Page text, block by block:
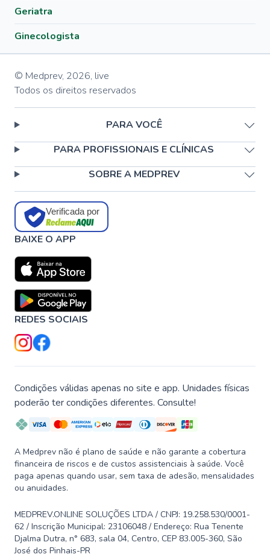
Geriatra
Ginecologista
© Medprev, 2026, live
Todos os direitos reservados
PARA VOCÊ
PARA PROFISSIONAIS E CLÍNICAS
SOBRE A MEDPREV
Verificada por
BAIXE O APP
REDES SOCIAIS
Condições válidas apenas no site e app. Unidades físicas
poderão ter condições diferentes. Consulte!
A Medprev não é plano de saúde e não garante a cobertura
financeira de riscos e de custos assistenciais à saúde. Você
paga apenas quando usar, sem taxa de adesão, mensalidades
ou anuidades.
MEDPREV.ONLINE SOLUÇÕES LTDA / CNPJ: 19.258.530/0001-
62 / Inscrição Municipal: 23106048 / Endereço: Rua Tenente
Djalma Dutra, n° 683, sala 04, Centro, CEP 83.005-360, São
José dos Pinhais-PR